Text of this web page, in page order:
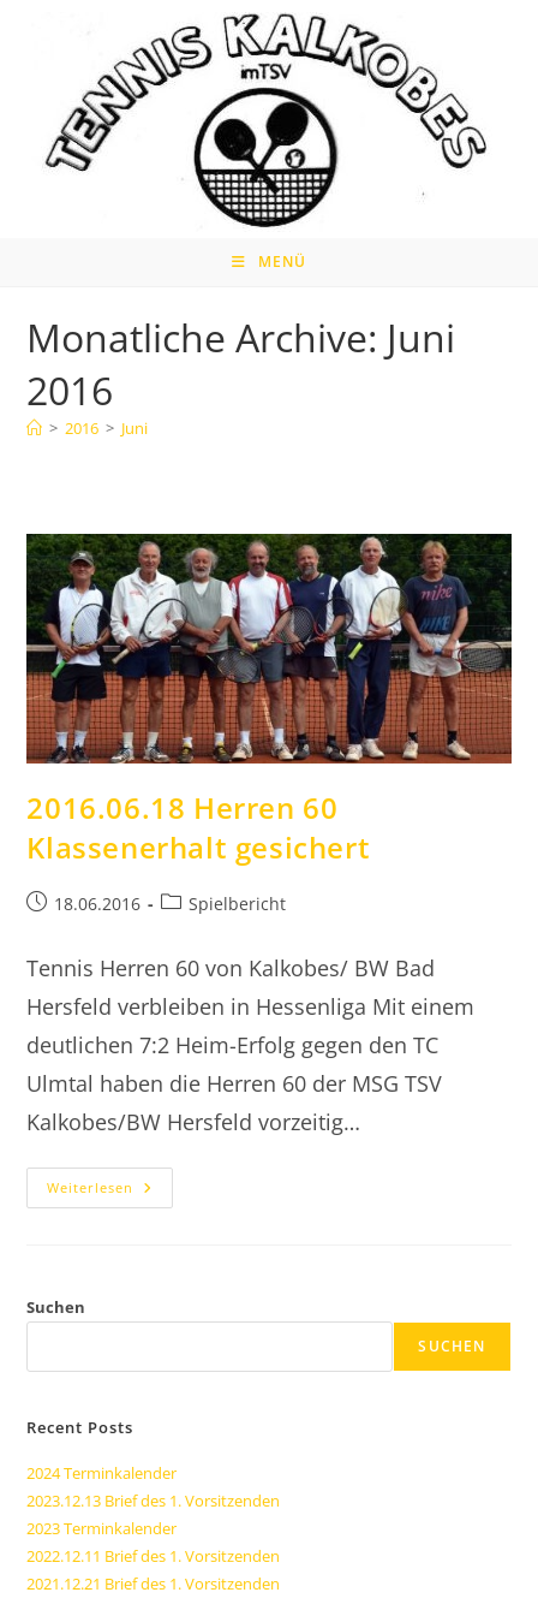
MENÜ
Monatliche Archive: Juni
2016
> 2016 > Juni
2016.06.18 Herren 60
Klassenerhalt gesichert
Beitrag18.06.2016
Beitrags-
Spielbericht
Tennis Herren 60 von Kalkobes/ BW Bad
Hersfeld verbleiben in Hessenliga Mit einem
deutlichen 7:2 Heim-Erfolg gegen den TC
Ulmtal haben die Herren 60 der MSG TSV
Kalkobes/BW Hersfeld vorzeitig…
Weiterlesen 2016.06.18
Herren
Suchen
SUCHEN
Recent Posts
2024 Terminkalender
2023.12.13 Brief des 1. Vorsitzenden
2023 Terminkalender
2022.12.11 Brief des 1. Vorsitzenden
2021.12.21 Brief des 1. Vorsitzenden